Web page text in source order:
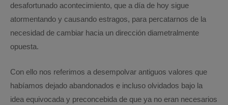
desafortunado acontecimiento, que a día de hoy sigue
atormentando y causando estragos, para percatarnos de la
necesidad de cambiar hacia un dirección diametralmente
opuesta.
Con ello nos referimos a desempolvar antiguos valores que
habíamos dejado abandonados e incluso olvidados bajo la
idea equivocada y preconcebida de que ya no eran necesarios